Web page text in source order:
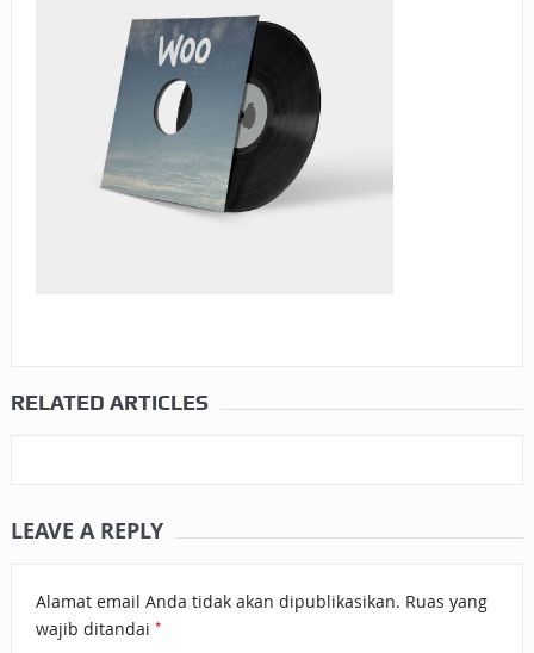
RELATED ARTICLES
LEAVE A REPLY
Alamat email Anda tidak akan dipublikasikan. Ruas yang
wajib ditandai *